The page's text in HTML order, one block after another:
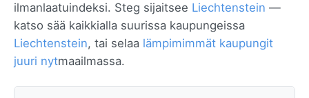
ilmanlaatuindeksi. Steg sijaitsee Liechtenstein —
katso sää kaikkialla suurissa kaupungeissa
Liechtenstein, tai selaa lämpimimmät kaupungit
juuri nytmaailmassa.